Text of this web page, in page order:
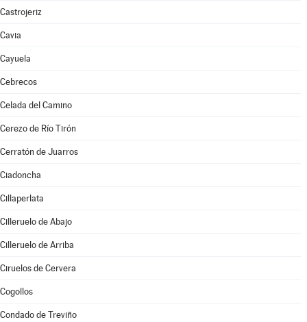
Castrojeriz
Cavia
Cayuela
Cebrecos
Celada del Camino
Cerezo de Río Tirón
Cerratón de Juarros
Ciadoncha
Cillaperlata
Cilleruelo de Abajo
Cilleruelo de Arriba
Ciruelos de Cervera
Cogollos
Condado de Treviño